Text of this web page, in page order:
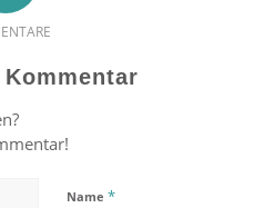
Name *